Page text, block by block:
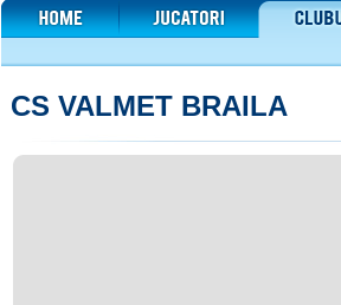
CS VALMET BRAILA